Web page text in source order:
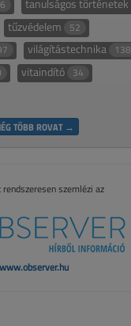
tanulságos történetek
tűzvédelem 52
világítástechnika 138
vitaindító 34
TÖBB ROVAT →
rendszeresen szemlézi az
www.observer.hu